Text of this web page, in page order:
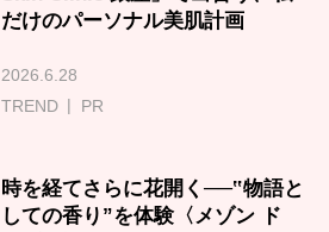
だけのパーソナル美肌計画
2026.6.28
TREND
PR
時を経てさらに花開く──‟物語と
しての香り”を体験〈メゾン ド